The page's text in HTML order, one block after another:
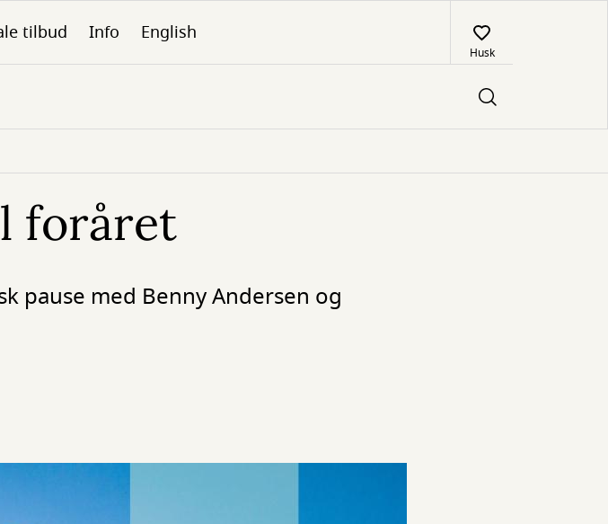
tilbud Info English
Husk
foråret
pause med Benny Andersen og